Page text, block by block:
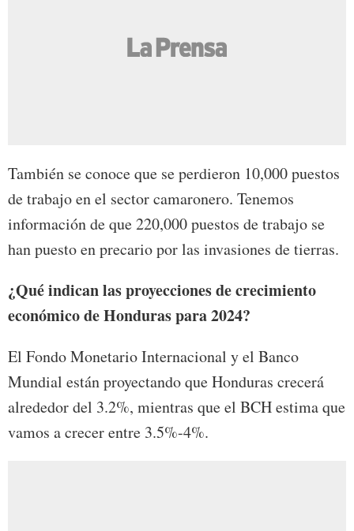
También se conoce que se perdieron 10,000 puestos
de trabajo en el sector camaronero. Tenemos
información de que 220,000 puestos de trabajo se
han puesto en precario por las invasiones de tierras.
¿Qué indican las proyecciones de crecimiento
económico de Honduras para 2024?
El Fondo Monetario Internacional y el Banco
Mundial están proyectando que Honduras crecerá
alrededor del 3.2%, mientras que el BCH estima que
vamos a crecer entre 3.5%-4%.